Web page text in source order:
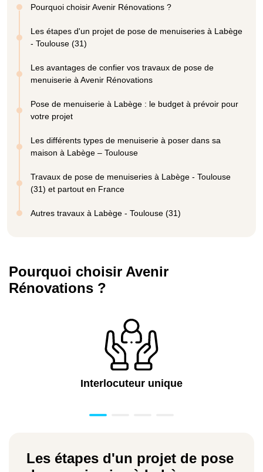
Pourquoi choisir Avenir Rénovations ?
Les étapes d'un projet de pose de menuiseries à Labège
- Toulouse (31)
Les avantages de confier vos travaux de pose de
menuiserie à Avenir Rénovations
Pose de menuiserie à Labège : le budget à prévoir pour
votre projet
Les différents types de menuiserie à poser dans sa
maison à Labège – Toulouse
Travaux de pose de menuiseries à Labège - Toulouse
(31) et partout en France
Autres travaux à Labège - Toulouse (31)
Pourquoi choisir Avenir
Rénovations ?
Interlocuteur unique
Les étapes d'un projet de pose